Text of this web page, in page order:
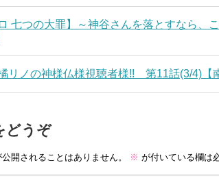
七つの大罪】～神谷さんを落とすなら、
リノの神様仏様視聴者様!! 第11話(3/4)【
どうぞ
開されることはありません。 ※ が付いている欄は